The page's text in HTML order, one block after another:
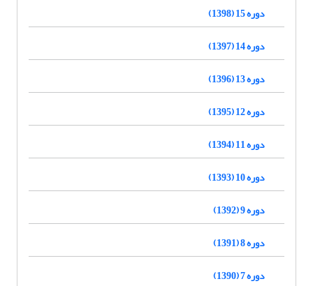
دوره 15 (1398)
دوره 14 (1397)
دوره 13 (1396)
دوره 12 (1395)
دوره 11 (1394)
دوره 10 (1393)
دوره 9 (1392)
دوره 8 (1391)
دوره 7 (1390)